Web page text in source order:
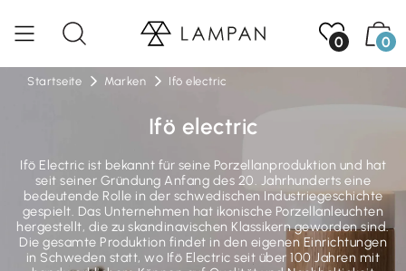
0 0
Startseite Marken Ifö electric
Ifö electric
Ifö Electric ist bekannt für seine Porzellanproduktion und hat
seit seiner Gründung Anfang des 20. Jahrhunderts eine
bedeutende Rolle in der schwedischen Industriegeschichte
gespielt. Das Unternehmen hat ikonische Porzellanleuchten
hergestellt, die zu skandinavischen Klassikern geworden sind.
Die gesamte Produktion findet in den eigenen Einrichtungen
in Schweden statt, wo Ifö Electric seit über 100 Jahren mit